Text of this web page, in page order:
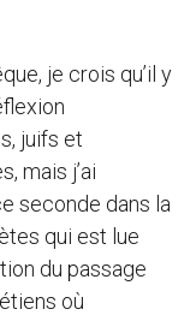
je crois qu’il y
juifs et
mais j’ai
seconde dans la
qui est lue
du passage
où